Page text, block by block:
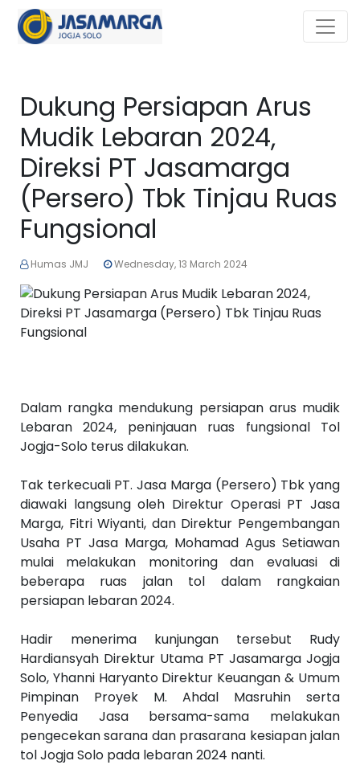
Dukung Persiapan Arus
Mudik Lebaran 2024,
Direksi PT Jasamarga
(Persero) Tbk Tinjau Ruas
Fungsional
Humas JMJ Wednesday, 13 March 2024
Dalam rangka mendukung persiapan arus mudik
Lebaran 2024, peninjauan ruas fungsional Tol
Jogja-Solo terus dilakukan.
Tak terkecuali PT. Jasa Marga (Persero) Tbk yang
diawaki langsung oleh Direktur Operasi PT Jasa
Marga, Fitri Wiyanti, dan Direktur Pengembangan
Usaha PT Jasa Marga, Mohamad Agus Setiawan
mulai melakukan monitoring dan evaluasi di
beberapa ruas jalan tol dalam rangkaian
persiapan lebaran 2024.
Hadir menerima kunjungan tersebut Rudy
Hardiansyah Direktur Utama PT Jasamarga Jogja
Solo, Yhanni Haryanto Direktur Keuangan & Umum
Pimpinan Proyek M. Ahdal Masruhin serta
Penyedia Jasa bersama-sama melakukan
pengecekan sarana dan prasarana kesiapan jalan
tol Jogja Solo pada lebaran 2024 nanti.